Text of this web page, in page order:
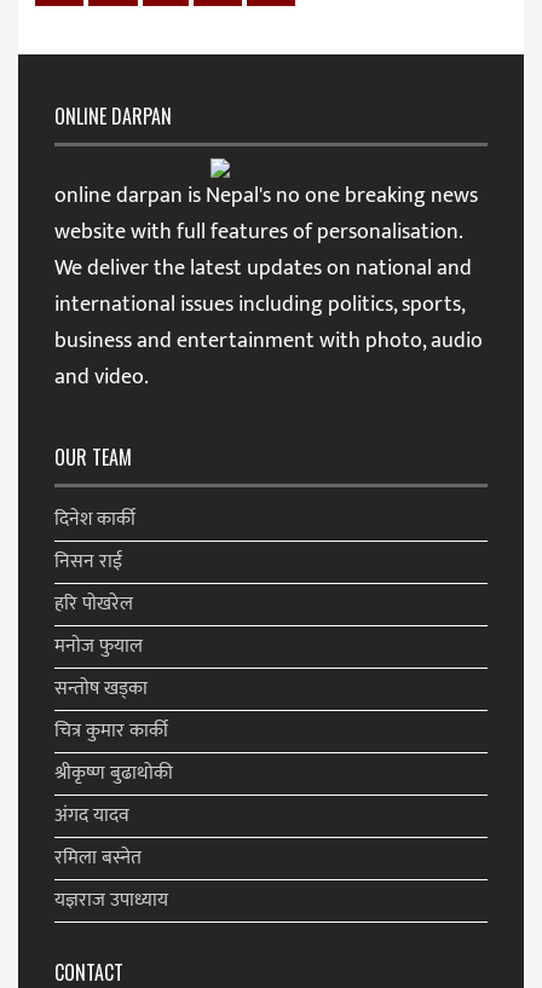
ONLINE DARPAN
online darpan is Nepal's no one breaking news
website with full features of personalisation.
We deliver the latest updates on national and
international issues including politics, sports,
business and entertainment with photo, audio
and video.
OUR TEAM
दिनेश कार्की
निसन राई
हरि पाेखरेल
मनाेज फुयाल
सन्ताेष खड्का
चित्र कुमार कार्की
श्रीकृष्ण बुढाथोकी
अंगद यादव
रमिला बस्नेत
यज्ञराज उपाध्याय
CONTACT